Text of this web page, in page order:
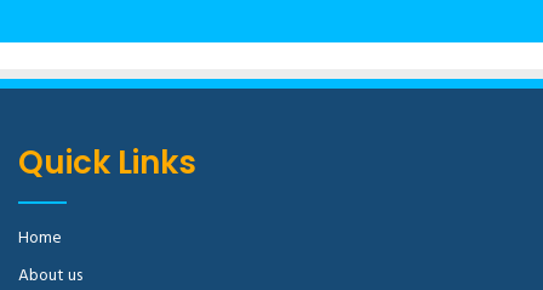
Quick Links
Home
About us